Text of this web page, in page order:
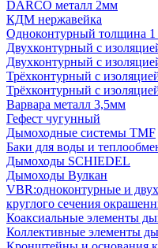
DARCO металл 2мм
КДМ нержавейка
Одноконтурный толщина
Двухконтурный с
Двухконтурный с
Трёхконтурный с
Трёхконтурный с
Варвара металл 3,5мм
Гефест чугунный
Дымоходные системы TMF
Баки для воды и
Дымоходы SCHIEDEL
Дымоходы Вулкан
VBR:одноконтурные и
круглого сечения
Коаксиальные элементы
Коллективные элементы